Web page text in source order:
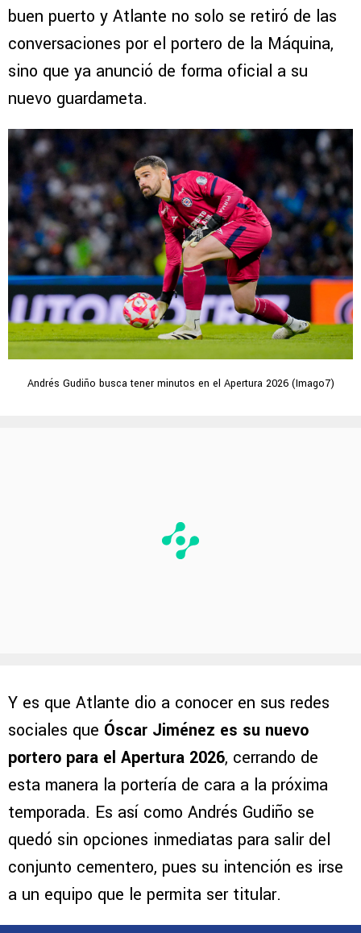
buen puerto y Atlante no solo se retiró de las
conversaciones por el portero de la Máquina,
sino que ya anunció de forma oficial a su
nuevo guardameta.
Andrés Gudiño busca tener minutos en el Apertura 2026 (Imago7)
Y es que Atlante dio a conocer en sus redes
sociales que Óscar Jiménez es su nuevo
portero para el Apertura 2026, cerrando de
esta manera la portería de cara a la próxima
temporada. Es así como Andrés Gudiño se
quedó sin opciones inmediatas para salir del
conjunto cementero, pues su intención es irse
a un equipo que le permita ser titular.